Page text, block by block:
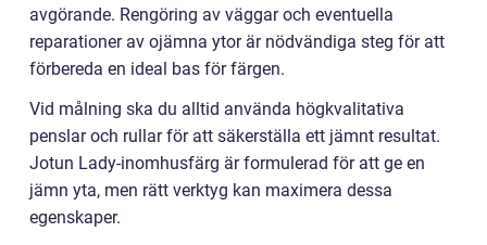
avgörande. Rengöring av väggar och eventuella
reparationer av ojämna ytor är nödvändiga steg för att
förbereda en ideal bas för färgen.
Vid målning ska du alltid använda högkvalitativa
penslar och rullar för att säkerställa ett jämnt resultat.
Jotun Lady-inomhusfärg är formulerad för att ge en
jämn yta, men rätt verktyg kan maximera dessa
egenskaper.